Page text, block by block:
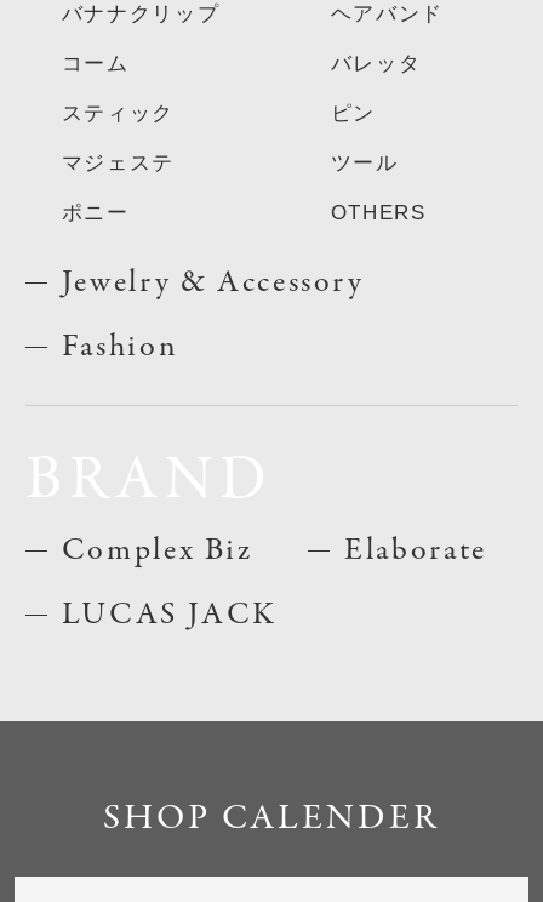
バナナクリップ
コーム
スティック
マジェステ
ポニー
ヘアバンド
バレッタ
ピン
ツール
OTHERS
Jewelry & Accessory
Fashion
Complex Biz
LUCAS JACK
Elaborate
SHOP CALENDER